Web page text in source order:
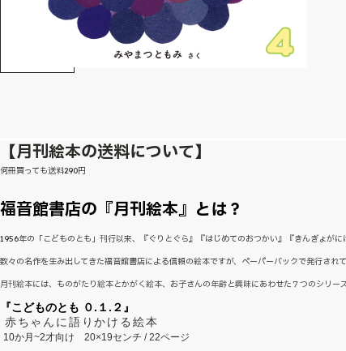
【月刊絵本の送料について】
何冊買っても送料290円
福音館書店の『月刊絵本』とは？
1956年の「こどものとも」刊行以来、『ぐりとぐら』『はじめてのおつかい』『きんぎょが
数々の名作を生み出してきた福音館書店による信頼の絵本ですが、ペーパーバックで発行され
月刊絵本には、ものがたり絵本とかがく絵本、お子さんの年齢と興味にあわせた７つのシリーズ
『こどものとも ０.１.２』
赤ちゃんに語りかける絵本
10か月~2才向け 20×19センチ / 22ページ